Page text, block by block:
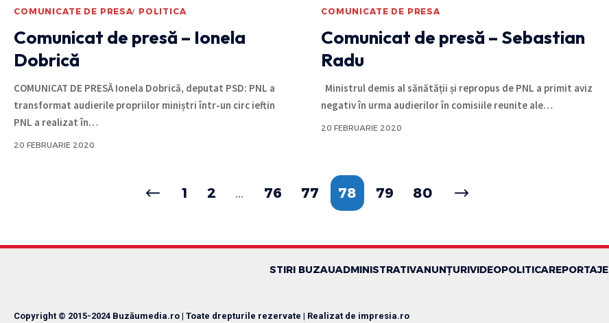
COMUNICATE DE PRESA POLITICA
Comunicat de presă – Ionela
Dobrică
COMUNICAT DE PRESĂ Ionela Dobrică, deputat PSD: PNL a
transformat audierile propriilor miniștri într-un circ ieftin
PNL a realizat în…
20 FEBRUARIE 2020
COMUNICATE DE PRESA
Comunicat de presă – Sebastian
Radu
Ministrul demis al sănătății și repropus de PNL a primit aviz
negativ în urma audierilor în comisiile reunite ale…
20 FEBRUARIE 2020
1 2 … 76 77 78 79 80
STIRI BUZAUADMINISTRATIVANUNȚURIVIDEOPOLITICAREPORTAJE
Copyright © 2015-2024 Buzăumedia.ro | Toate drepturile rezervate | Realizat de impresia.ro